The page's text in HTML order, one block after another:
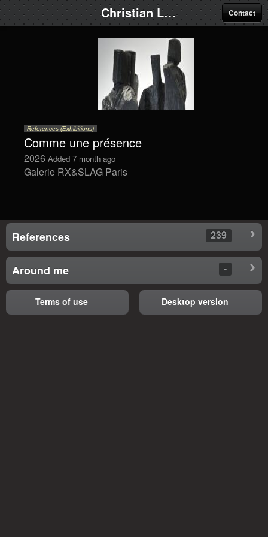
Christian Lapie Contact
References (Exhibitions)
Comme une présence
2026 Added 7 month ago
Galerie RX&SLAG Paris
References 239
Around me -
Terms of use Desktop version